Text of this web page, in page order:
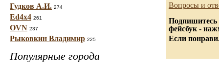
Гудков А.И. 274
Ed4x4 261
OVN 237
Рыковкин Владимир 225
Популярные города
Вопросы и
Подпишитесь
фейсбук -
Если